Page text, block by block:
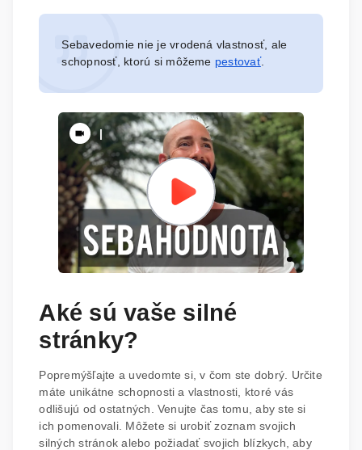
Sebavedomie nie je vrodená vlastnosť, ale
schopnosť, ktorú si môžeme pestovať.
Aké sú vaše silné
stránky?
Popremýšľajte a uvedomte si, v čom ste dobrý. Určite
máte unikátne schopnosti a vlastnosti, ktoré vás
odlišujú od ostatných. Venujte čas tomu, aby ste si
ich pomenovali. Môžete si urobiť zoznam svojich
silných stránok alebo požiadať svojich blízkych, aby